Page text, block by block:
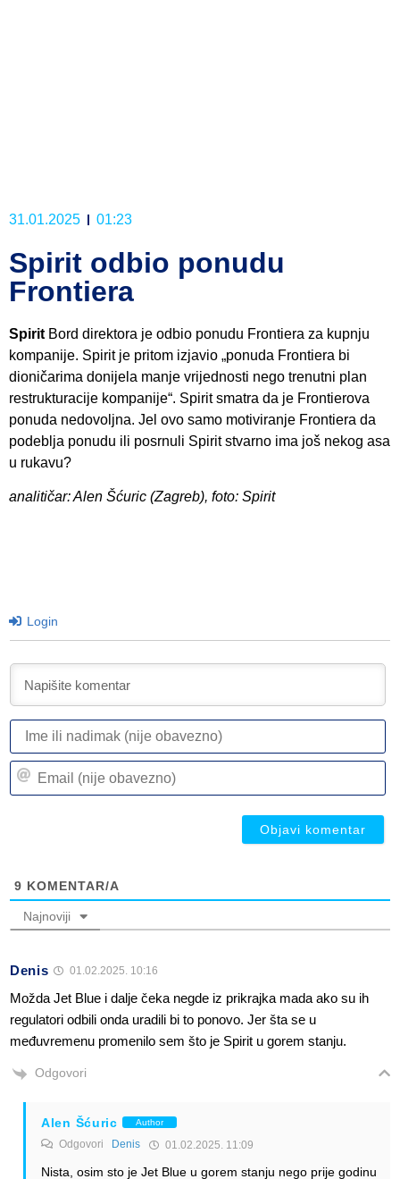
31.01.2025 01:23
Spirit odbio ponudu
Frontiera
Spirit Bord direktora je odbio ponudu Frontiera za kupnju
kompanije. Spirit je pritom izjavio „ponuda Frontiera bi
dioničarima donijela manje vrijednosti nego trenutni plan
restrukturacije kompanije“. Spirit smatra da je Frontierova
ponuda nedovoljna. Jel ovo samo motiviranje Frontiera da
podeblja ponudu ili posrnuli Spirit stvarno ima još nekog asa
u rukavu?
analitičar: Alen Šćuric (Zagreb), foto: Spirit
Login
9 KOMENTAR/A
Najnoviji
Denis 01.02.2025. 10:16
Možda Jet Blue i dalje čeka negde iz prikrajka mada ako su ih
regulatori odbili onda uradili bi to ponovo. Jer šta se u
međuvremenu promenilo sem što je Spirit u gorem stanju.
Odgovori
Alen Šćuric Author
Odgovori Denis 01.02.2025. 11:09
Nista, osim sto je Jet Blue u gorem stanju nego prije godinu